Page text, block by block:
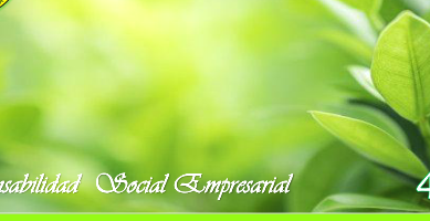
N°4 2022
rse n°4 2022
Social Empresarial